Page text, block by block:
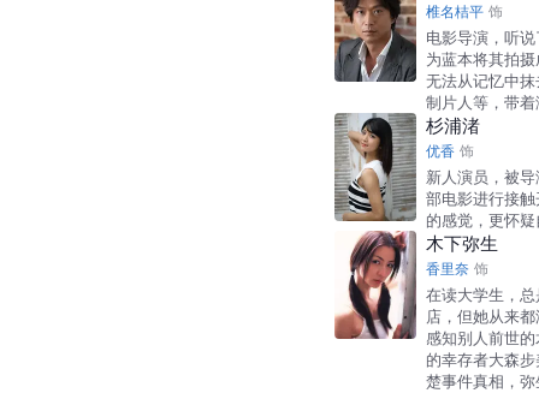
椎名桔平 饰
电影导演，听
为蓝本将其拍
无法从记忆中
制片人等，带
杉浦渚
优香 饰
新人演员，被
部电影进行接
的感觉，更怀
木下弥生
香里奈 饰
在读大学生，
店，但她从来
感知别人前世
的幸存者大森
楚事件真相，